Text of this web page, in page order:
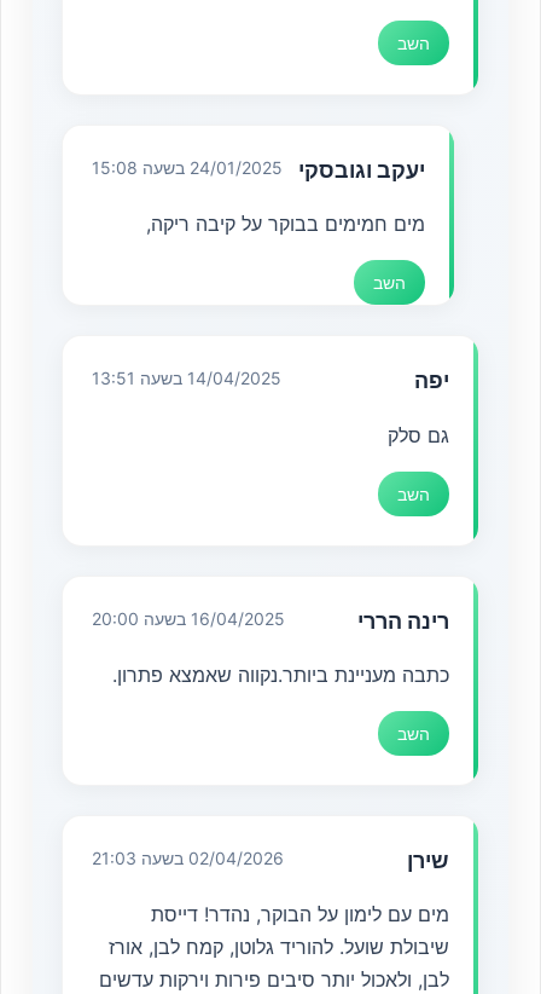
השב
יעקב וגובסקי 24/01/2025 בשעה 15:08
מים חמימים בבוקר על קיבה ריקה,
השב
יפה 14/04/2025 בשעה 13:51
גם סלק
השב
רינה הררי 16/04/2025 בשעה 20:00
כתבה מעניינת ביותר.נקווה שאמצא פתרון.
השב
שירן 02/04/2026 בשעה 21:03
מים עם לימון על הבוקר, נהדר! דייסת
שיבולת שועל. להוריד גלוטן, קמח לבן, אורז
לבן, ולאכול יותר סיבים פירות וירקות עדשים